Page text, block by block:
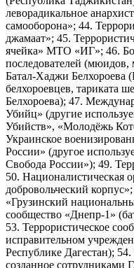
леворадикальное
самооборона»; 44.
джамаат»; 45.
ячейка» МТО «ИГ»; 46.
последователей (мюидов,
Батал-Хаджи Белхороева
белхороевцев, тариката
Белхороева); 47.
Убийц» (другие
Убийств», «Молодёжь
Украинское
России» (другое
Свобода России»); 49.
50. Националистическая
добровольческий
«Грузинский
сообщество «Днепр-1»
53. Террористическое
исправительном
Республике Дагестан);
созданное сотрудниками